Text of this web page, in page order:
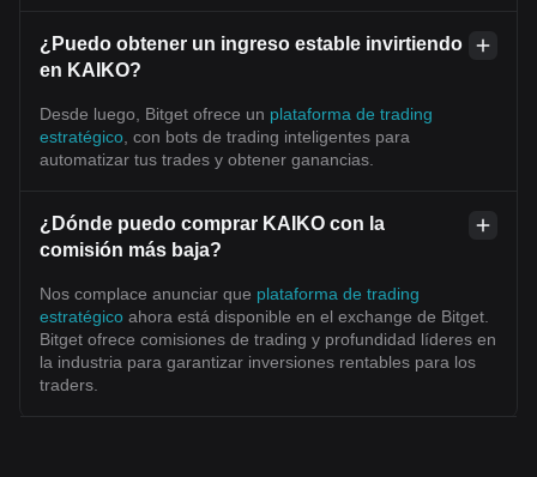
¿Puedo obtener un ingreso estable invirtiendo
en KAIKO?
Desde luego, Bitget ofrece un plataforma de trading
estratégico , con bots de trading inteligentes para
automatizar tus trades y obtener ganancias.
¿Dónde puedo comprar KAIKO con la
comisión más baja?
Nos complace anunciar que plataforma de trading
estratégico ahora está disponible en el exchange de Bitget.
Bitget ofrece comisiones de trading y profundidad líderes en
la industria para garantizar inversiones rentables para los
traders.